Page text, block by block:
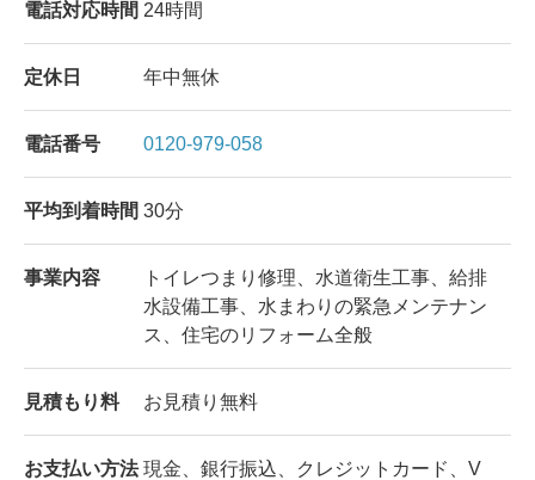
電話対応時間 24時間
定休日 年中無休
電話番号 0120-979-058
平均到着時間 30分
事業内容
トイレつまり修理、水道衛生工事、給排
水設備工事、水まわりの緊急メンテナン
ス、住宅のリフォーム全般
見積もり料 お見積り無料
お支払い方法 現金、銀行振込、クレジットカード、V